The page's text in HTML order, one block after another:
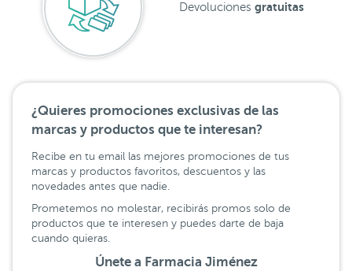
Devoluciones gratuitas
¿Quieres promociones exclusivas de las
marcas y productos que te interesan?
Recibe en tu email las mejores promociones de tus
marcas y productos favoritos, descuentos y las
novedades antes que nadie.
Prometemos no molestar, recibirás promos solo de
productos que te interesen y puedes darte de baja
cuando quieras.
Únete a Farmacia Jiménez